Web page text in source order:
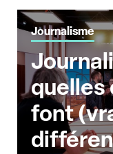
Journalisme
quelles
font